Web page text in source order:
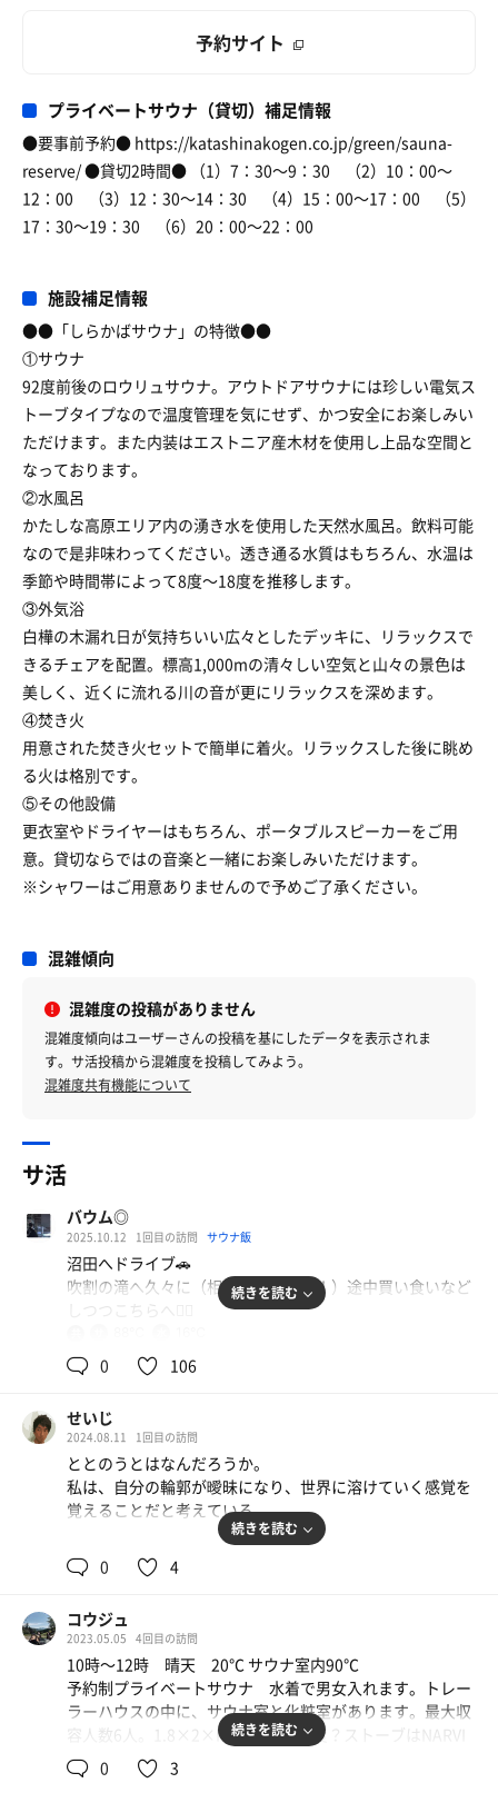
予約サイト
プライベートサウナ（貸切）補足情報
●要事前予約● https://katashinakogen.co.jp/green/sauna-
reserve/ ●貸切2時間● （1）7：30〜9：30 （2）10：00〜
12：00 （3）12：30〜14：30 （4）15：00〜17：00 （5）
17：30〜19：30 （6）20：00〜22：00
施設補足情報
●●「しらかばサウナ」の特徴●●
①サウナ
92度前後のロウリュサウナ。アウトドアサウナには珍しい電気ス
トーブタイプなので温度管理を気にせず、かつ安全にお楽しみい
ただけます。また内装はエストニア産木材を使用し上品な空間と
なっております。
②水風呂
かたしな高原エリア内の湧き水を使用した天然水風呂。飲料可能
なので是非味わってください。透き通る水質はもちろん、水温は
季節や時間帯によって8度〜18度を推移します。
③外気浴
白樺の木漏れ日が気持ちいい広々としたデッキに、リラックスで
きるチェアを配置。標高1,000mの清々しい空気と山々の景色は
美しく、近くに流れる川の音が更にリラックスを深めます。
④焚き火
用意された焚き火セットで簡単に着火。リラックスした後に眺め
る火は格別です。
⑤その他設備
更衣室やドライヤーはもちろん、ポータブルスピーカーをご用
意。貸切ならではの音楽と一緒にお楽しみいただけます。
※シャワーはご用意ありませんので予めご了承ください。
混雑傾向
混雑度の投稿がありません
混雑度傾向はユーザーさんの投稿を基にしたデータを表示されま
す。サ活投稿から混雑度を投稿してみよう。
混雑度共有機能について
サ活
バウム◎
2025.10.12 1回目の訪問 サウナ飯
沼田へドライブ🚗
吹割の滝へ久々に（相変わらず圧巻！）途中買い食いなど
しつつこちらへ💁‍♂️
冬はスキー場 夏はキャンプ場
ミッフィーちゃん🐇推し
サウナは事前予約制
ロッヂに泊まらなくても日帰り利用🆗
ネットで予約→支払いは現地
現金またはpaypayなどでも支払い🉑
会員だと1枠7700円 通常9900円
2時間で5人まで同一価格でアウトドアサウナの部類の中で
支払いを済ませて受付棟から少し坂を登った場所にサウナ
スペースがあり直接車で乗り付けて🆗
なので車の鍵さえ管理すれば貴重品は車をロッカー代わり
にイケる😁
夜はバー営業したりするようでカウンターがあるのでサウ
ナの時間は物置きにできるかな😁
サウナ前室にも更衣室スペースあり〼
続きを読む
0 106
せいじ
2024.08.11 1回目の訪問
ととのうとはなんだろうか。
私は、自分の輪郭が曖昧になり、世界に溶けていく感覚を
覚えることだと考えている。
そんなととのいを求めて、今まで数えきれないサウナに訪
れてきた。
を訪れてきたつもりだ。
地方ではしきじ、湯らっくす、ウェルビー、大東洋、
etc。
その他、各地のスーパー銭湯や個室サウナ。
薪サウナから氷の張ったプールに飛び込むこともあった。
どのサウナにも趣きがあり、オーナーや運営者が考えたと
とのいがある。
続きを読む
0 4
コウジュ
2023.05.05 4回目の訪問
10時〜12時 晴天 20℃ サウナ室内90℃
予約制プライベートサウナ 水着で男女入れます。トレー
ラーハウスの中に、サウナ室と化粧室があります。最大収
容人数6人。1.8×2×H2＝7.2m3程度？ストーブはNARVI
NCエレクトリック Black 6kw/9kw 結構暑かったので
9kwだと思います。サウナストーンは白くて丸いやつ。名
続きを読む
0 3